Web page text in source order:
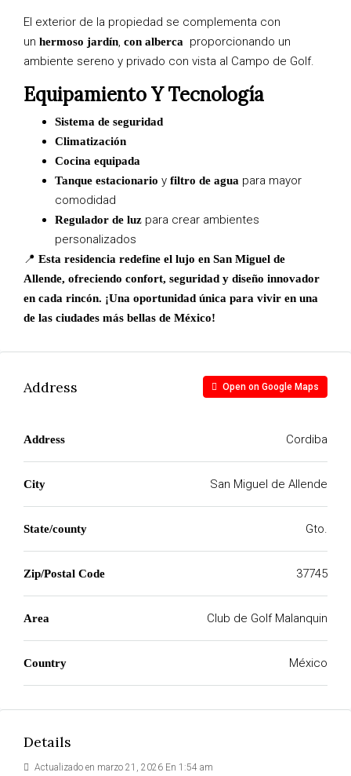
El exterior de la propiedad se complementa con
un hermoso jardín, con alberca
proporcionando un
ambiente sereno y privado con vista al Campo de Golf.
Equipamiento Y Tecnología
Sistema de seguridad
Climatización
Cocina equipada
Tanque estacionario y filtro de agua para mayor
comodidad
Regulador de luz para crear ambientes
personalizados
📍 Esta residencia redefine el lujo en San Miguel de
Allende, ofreciendo confort, seguridad y diseño innovador
en cada rincón. ¡Una oportunidad única para vivir en una
de las ciudades más bellas de México!
Address Open on Google Maps
Address Cordiba
City San Miguel de Allende
State/county Gto.
Zip/Postal Code 37745
Area Club de Golf Malanquin
Country México
Details
Actualizado en marzo 21, 2026 En 1:54 am